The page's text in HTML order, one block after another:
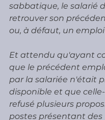
sabbatique, le salarié
retrouver son
ou, à défaut, un
Et attendu qu'ayant
que le précédent
par la salariée n'était
disponible et que
refusé plusieurs
postes présentant des